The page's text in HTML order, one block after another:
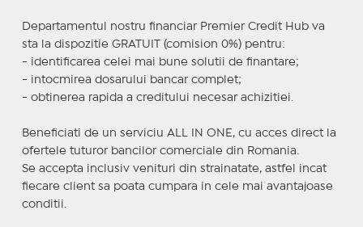
Departamentul nostru financiar Premier Credit Hub va
sta la dispozitie GRATUIT (comision 0%) pentru:
- identificarea celei mai bune solutii de finantare;
- intocmirea dosarului bancar complet;
- obtinerea rapida a creditului necesar achizitiei.
Beneficiati de un serviciu ALL IN ONE, cu acces direct la
ofertele tuturor bancilor comerciale din Romania.
Se accepta inclusiv venituri din strainatate, astfel incat
fiecare client sa poata cumpara in cele mai avantajoase
conditii.